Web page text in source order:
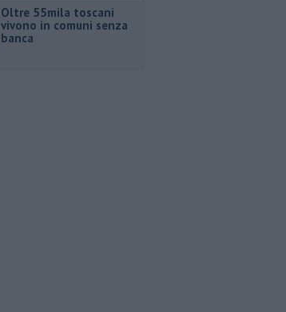
Oltre 55mila toscani
vivono in comuni senza
banca